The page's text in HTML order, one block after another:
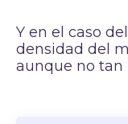
Y en el caso
densidad del
aunque no tan